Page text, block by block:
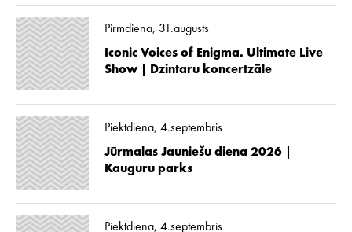
Pirmdiena, 31.augusts
Iconic Voices of Enigma. Ultimate Live
Show | Dzintaru koncertzāle
Piektdiena, 4.septembris
Jūrmalas Jauniešu diena 2026 |
Kauguru parks
Piektdiena, 4.septembris